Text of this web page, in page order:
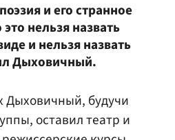
и его странное
нельзя назвать
и нельзя назвать
Дыховичный.
Дыховичный, будучи
оставил театр и